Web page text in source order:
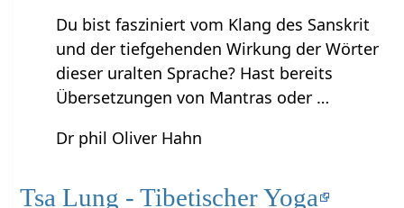
Du bist fasziniert vom Klang des Sanskrit
und der tiefgehenden Wirkung der Wörter
dieser uralten Sprache? Hast bereits
Übersetzungen von Mantras oder …
Dr phil Oliver Hahn
Tsa Lung - Tibetischer Yoga